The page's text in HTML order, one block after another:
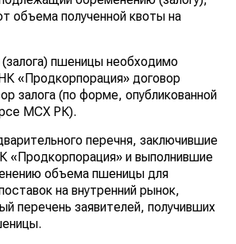
объема полученной квоты на
пшеницы необходимо
«Продкорпорация» договор
залога (по форме, опубликованной
МСХ РК).
перечня, заключившие
«Продкорпорация» и выполнившие
объема пшеницы для
на внутренний рынок,
перечень заявителей, получивших